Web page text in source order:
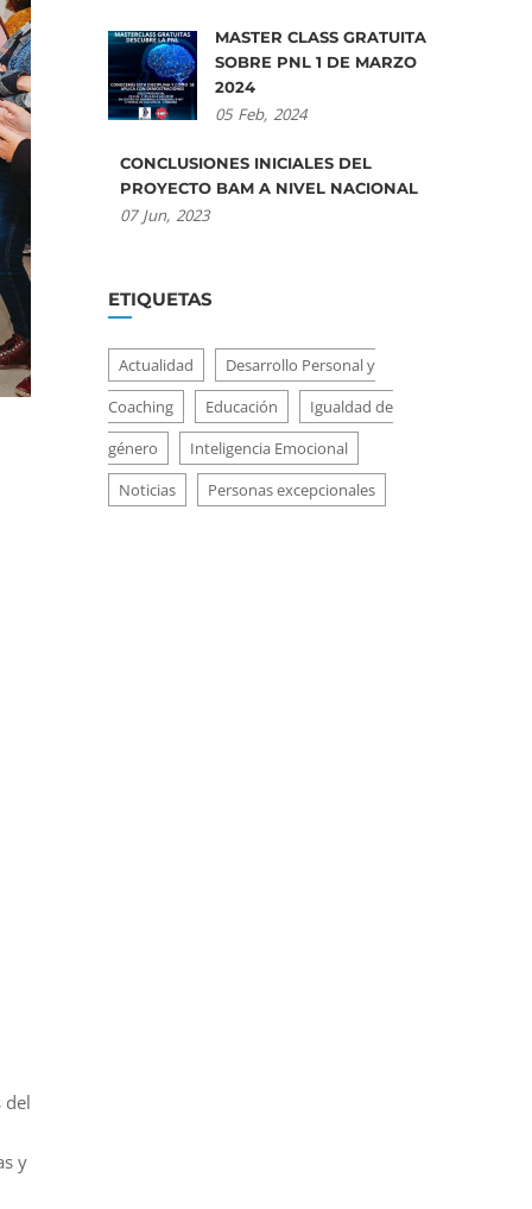
del
y
MASTER CLASS GRATUITA
SOBRE PNL 1 DE MARZO
2024
05 Feb, 2024
CONCLUSIONES INICIALES DEL
PROYECTO BAM A NIVEL NACIONAL
07 Jun, 2023
ETIQUETAS
Actualidad
Desarrollo Personal y
Coaching
Educación
Igualdad de
género
Inteligencia Emocional
Noticias
Personas excepcionales